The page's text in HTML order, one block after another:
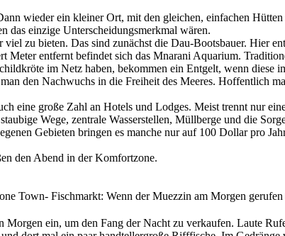
wieder ein kleiner Ort, mit den gleichen, einfachen
das einzige Unterscheidungsmerkmal wären.
zu bieten. Das sind zunächst die Dau-Bootsbauer. Hier
entfernt befindet sich das Mnarani Aquarium.
im Netz haben, bekommen ein Entgelt, wenn
den Nachwuchs in die Freiheit des Meeres. Hoffentlich
eine große Zahl an Hotels und Lodges. Meist trennt nur
Wege, zentrale Wasserstellen, Müllberge und die
Gebieten bringen es manche nur auf 100 Dollar pro
den Abend in der Komfortzone.
Town- Fischmarkt: Wenn der Muezzin am Morgen
ein, um den Fang der Nacht zu verkaufen. Laute